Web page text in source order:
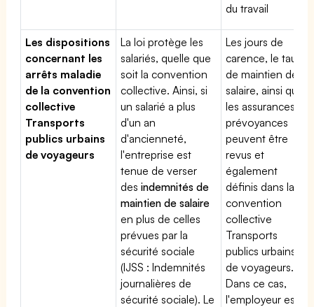
du travail
Les dispositions
concernant les
arrêts maladie
de la convention
collective
Transports
publics urbains
de voyageurs
La loi protège les
salariés, quelle que
soit la convention
collective. Ainsi, si
un salarié a plus
d'un an
d'ancienneté,
l'entreprise est
tenue de verser
desindemnités de
maintien de salaire
en plus de celles
prévues par la
sécurité sociale
(IJSS : Indemnités
journalières de
sécurité sociale). Le
Les jours de
carence, le taux
de maintien de
salaire, ainsi que
les assurances
prévoyances
peuvent être
revus et
également
définis dans la
convention
collective
Transports
publics urbains
de voyageurs.
Dans ce cas,
l'employeur est